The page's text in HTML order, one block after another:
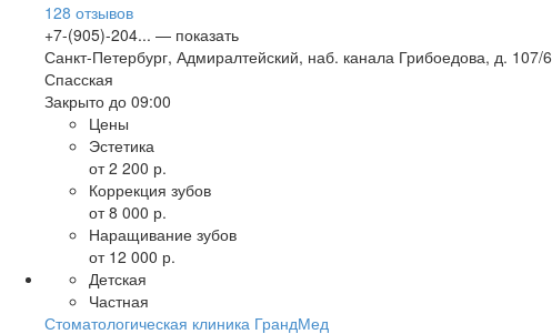
128 отзывов
+7-(905)-204... — показать
Санкт-Петербург, Адмиралтейский, наб. канала Грибоедова, д. 107/6
Спасская
Закрыто до 09:00
Цены
Эстетика
от 2 200 р.
Коррекция зубов
от 8 000 р.
Наращивание зубов
от 12 000 р.
Детская
Частная
Стоматологическая клиника ГрандМед